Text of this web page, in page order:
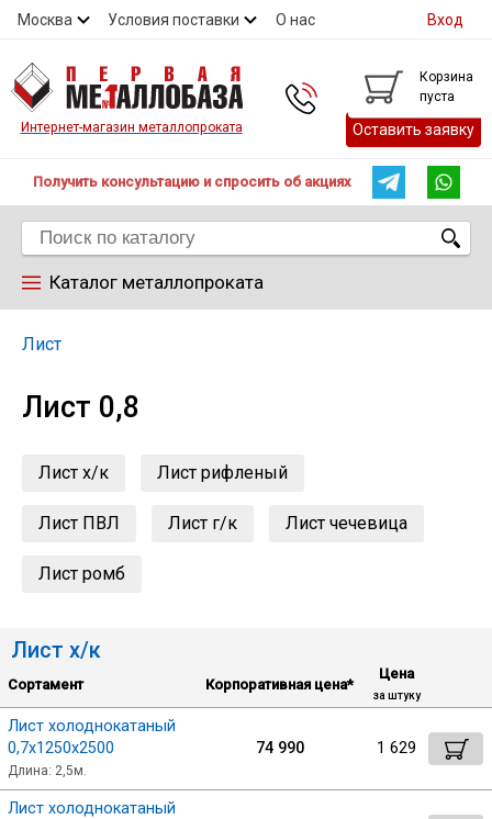
Москва Условия поставки О нас
Контакты
Вход
Интернет-магазин металлопроката
Корзина
пуста
Оставить заявку
Получить консультацию и спросить об акциях
Каталог металлопроката
Труба
Квадрат стальной
Лист
Лист 0,8
Лист х/к Лист рифленый
Лист ПВЛ Лист г/к Лист чечевица
Лист ромб
Лист х/к
Сортамент Корпоративная цена*
Цена
за штуку
Лист холоднокатаный
0,7х1250х2500
Длина: 2,5м.
74 990 1 629
Лист холоднокатаный